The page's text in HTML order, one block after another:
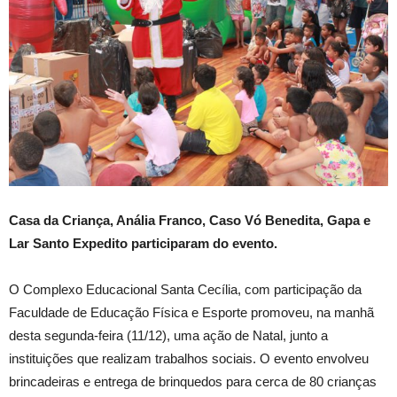
Casa da Criança, Anália Franco, Caso Vó Benedita, Gapa e
Lar Santo Expedito participaram do evento.
O Complexo Educacional Santa Cecília, com participação da
Faculdade de Educação Física e Esporte promoveu, na manhã
desta segunda-feira (11/12), uma ação de Natal, junto a
instituições que realizam trabalhos sociais. O evento envolveu
brincadeiras e entrega de brinquedos para cerca de 80 crianças